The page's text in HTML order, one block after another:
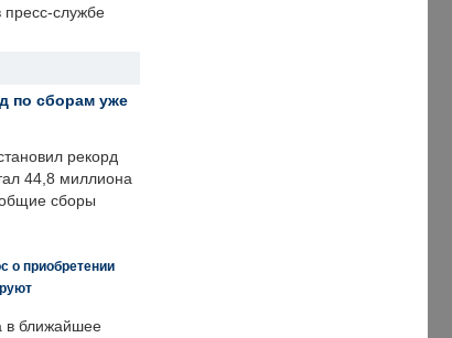
службе
по сборам уже
рекорд
44,8 миллиона
сборы
о приобретении
в ближайшее